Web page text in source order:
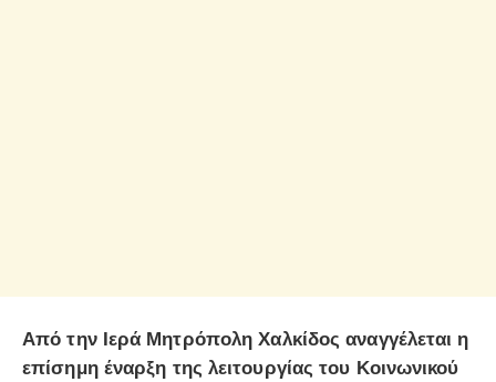
Από την Ιερά Μητρόπολη Χαλκίδος αναγγέλεται η
επίσημη έναρξη της λειτουργίας του Κοινωνικού